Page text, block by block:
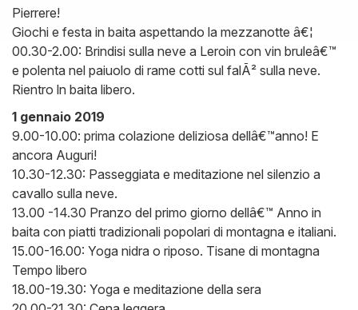
Pierrere!
Giochi e festa in baita aspettando la mezzanotte â€¦
00.30-2.00: Brindisi sulla neve a Leroin con vin bruleâ€™
e polenta nel paiuolo di rame cotti sul falÃ² sulla neve.
Rientro ln baita libero.
1 gennaio 2019
9.00-10.00: prima colazione deliziosa dellâ€™anno! E
ancora Auguri!
10.30-12.30: Passeggiata e meditazione nel silenzio a
cavallo sulla neve.
13.00 -14.30 Pranzo del primo giorno dellâ€™ Anno in
baita con piatti tradizionali popolari di montagna e italiani.
15.00-16.00: Yoga nidra o riposo. Tisane di montagna
Tempo libero
18.00-19.30: Yoga e meditazione della sera